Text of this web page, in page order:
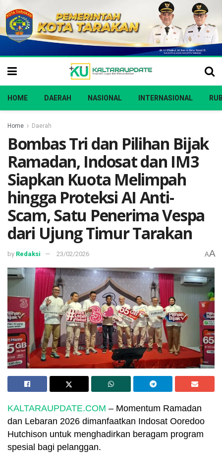
HOME DAERAH NASIONAL INTERNASIONAL
Home Daerah
Bombas Tri dan Pilihan Bijak
Ramadan, Indosat dan IM3
Siapkan Kuota Melimpah
hingga Proteksi AI Anti-
Scam, Satu Penerima Vespa
dari Ujung Timur Tarakan
by Redaksi 23/02/2026 AA
KALTARAUPDATE.COM – Momentum Ramadan
dan Lebaran 2026 dimanfaatkan Indosat Ooredoo
Hutchison untuk menghadirkan beragam program
spesial bagi pelanggan.